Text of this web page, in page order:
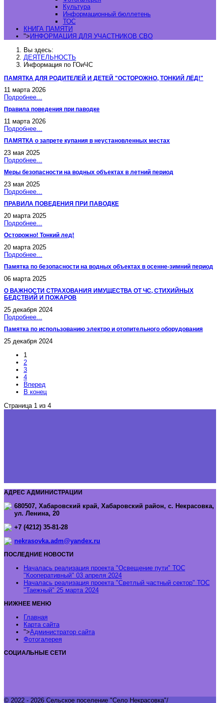
Культура
Информационный бюллетень
ТОС
КНИГА ПАМЯТИ
">ИНФОРМАЦИЯ ДЛЯ УЧАСТНИКОВ СВО
Вы здесь:
ДЕЯТЕЛЬНОСТЬ
Информация по ГОиЧС
ПАМЯТКА ДЛЯ РОДИТЕЛЕЙ И ДЕТЕЙ "ОСТОРОЖНО, ТОНКИЙ ЛЁД!"
11 марта 2026
Подробнее...
Правила поведения при паводке
11 марта 2026
Подробнее...
ПАМЯТКА о запрете купания в неустановленных местах
23 мая 2025
Подробнее...
Меры безопасности на водных объектах в летний период
23 мая 2025
Подробнее...
ПРАВИЛА ПОВЕДЕНИЯ ПРИ ПАВОДКЕ
20 марта 2025
Подробнее...
Осторожно! Тонкий лед!
20 марта 2025
Подробнее...
Памятка по безопасности на водных объектах в осенне-зимний период
06 марта 2025
О ВАЖНОСТИ СТРАХОВАНИЯ ИМУЩЕСТВА ОТ ЧС, СТИХИЙНЫХ
БЕДСТВИЙ И ПОЖАРОВ
25 декабря 2024
Подробнее...
Памятка по использованию электро и отопительного оборудования
25 декабря 2024
1
2
3
4
Вперед
В конец
Страница 1 из 4
АДРЕС АДМИНИСТРАЦИИ
680507, Хабаровский край, Хабаровский район, с. Некрасовка,
ул. Ленина, 20
+7 (4212) 35-81-28
nekrasovka.adm@yandex.ru
ПОСЛЕДНИЕ НОВОСТИ
Началась реализация проекта "Освещение пути" ТОС
"Кооперативный" 03 апреля 2024
Началась реализация проекта "Светлый частный сектор" ТОС
"Таежный" 25 марта 2024
НИЖНЕЕ МЕНЮ
Главная
Карта сайта
">Администратор сайта
Фотогалерея
СОЦИАЛЬНЫЕ СЕТИ
© 2022 - 2026 Сельское поселение "Село Некрасовка"/